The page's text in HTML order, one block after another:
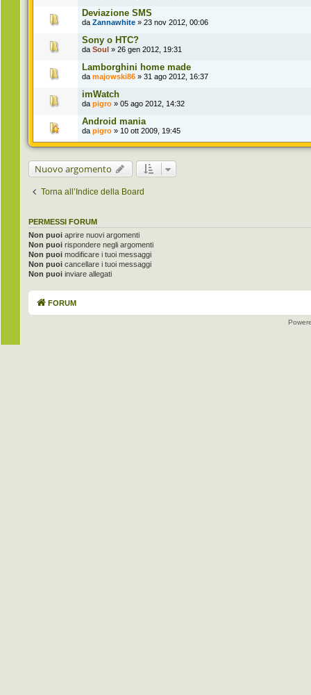
Deviazione SMS
da Zannawhite » 23 nov 2012, 00:06
Sony o HTC?
da Soul » 26 gen 2012, 19:31
Lamborghini home made
da majowski86 » 31 ago 2012, 16:37
imWatch
da pigro » 05 ago 2012, 14:32
Android mania
da pigro » 10 ott 2009, 19:45
Nuovo argomento
Torna all’Indice della Board
PERMESSI FORUM
Non puoi aprire nuovi argomenti
Non puoi rispondere negli argomenti
Non puoi modificare i tuoi messaggi
Non puoi cancellare i tuoi messaggi
Non puoi inviare allegati
FORUM